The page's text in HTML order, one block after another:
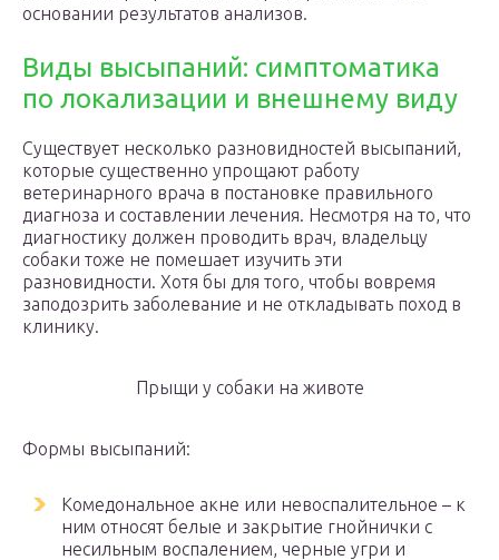
основании результатов анализов.
Виды высыпаний: симптоматика
по локализации и внешнему виду
Существует несколько разновидностей высыпаний,
которые существенно упрощают работу
ветеринарного врача в постановке правильного
диагноза и составлении лечения. Несмотря на то, что
диагностику должен проводить врач, владельцу
собаки тоже не помешает изучить эти
разновидности. Хотя бы для того, чтобы вовремя
заподозрить заболевание и не откладывать поход в
клинику.
Прыщи у собаки на животе
Формы высыпаний:
Комедональное акне или невоспалительное – к
ним относят белые и закрытие гнойнички с
несильным воспалением, черные угри и